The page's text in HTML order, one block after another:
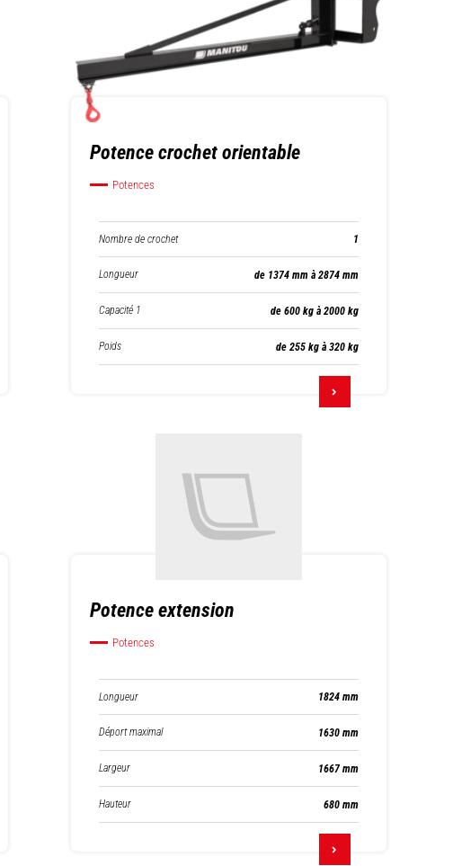
Potence crochet orientable
Potences
Nombre de crochet 1
Longueur de 1374 mm à 2874 mm
Capacité 1 de 600 kg à 2000 kg
Poids de 255 kg à 320 kg
Potence extension
Potences
Longueur 1824 mm
Déport maximal 1630 mm
Largeur 1667 mm
Hauteur 680 mm